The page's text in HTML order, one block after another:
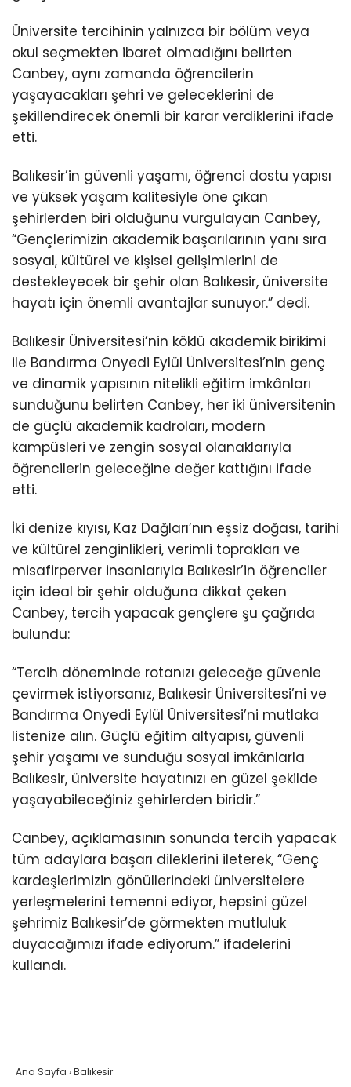
Üniversite tercihinin yalnızca bir bölüm veya
okul seçmekten ibaret olmadığını belirten
Canbey, aynı zamanda öğrencilerin
yaşayacakları şehri ve geleceklerini de
şekillendirecek önemli bir karar verdiklerini ifade
etti.
Balıkesir’in güvenli yaşamı, öğrenci dostu yapısı
ve yüksek yaşam kalitesiyle öne çıkan
şehirlerden biri olduğunu vurgulayan Canbey,
“Gençlerimizin akademik başarılarının yanı sıra
sosyal, kültürel ve kişisel gelişimlerini de
destekleyecek bir şehir olan Balıkesir, üniversite
hayatı için önemli avantajlar sunuyor.” dedi.
Balıkesir Üniversitesi’nin köklü akademik birikimi
ile Bandırma Onyedi Eylül Üniversitesi’nin genç
ve dinamik yapısının nitelikli eğitim imkânları
sunduğunu belirten Canbey, her iki üniversitenin
de güçlü akademik kadroları, modern
kampüsleri ve zengin sosyal olanaklarıyla
öğrencilerin geleceğine değer kattığını ifade
etti.
İki denize kıyısı, Kaz Dağları’nın eşsiz doğası, tarihi
ve kültürel zenginlikleri, verimli toprakları ve
misafirperver insanlarıyla Balıkesir’in öğrenciler
için ideal bir şehir olduğuna dikkat çeken
Canbey, tercih yapacak gençlere şu çağrıda
bulundu:
“Tercih döneminde rotanızı geleceğe güvenle
çevirmek istiyorsanız, Balıkesir Üniversitesi’ni ve
Bandırma Onyedi Eylül Üniversitesi’ni mutlaka
listenize alın. Güçlü eğitim altyapısı, güvenli
şehir yaşamı ve sunduğu sosyal imkânlarla
Balıkesir, üniversite hayatınızı en güzel şekilde
yaşayabileceğiniz şehirlerden biridir.”
Canbey, açıklamasının sonunda tercih yapacak
tüm adaylara başarı dileklerini ileterek, “Genç
kardeşlerimizin gönüllerindeki üniversitelere
yerleşmelerini temenni ediyor, hepsini güzel
şehrimiz Balıkesir’de görmekten mutluluk
duyacağımızı ifade ediyorum.” ifadelerini
kullandı.
Ana Sayfa ›Balıkesir